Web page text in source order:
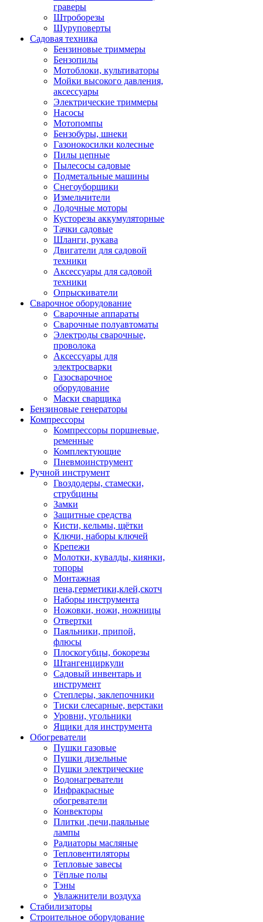
граверы
Штроборезы
Шуруповерты
Садовая техника
Бензиновые триммеры
Бензопилы
Мотоблоки, культиваторы
Мойки высокого давления,
аксессуары
Электрические триммеры
Насосы
Мотопомпы
Бензобуры, шнеки
Газонокосилки колесные
Пилы цепные
Пылесосы садовые
Подметальные машины
Снегоуборщики
Измельчители
Лодочные моторы
Кусторезы аккумуляторные
Тачки садовые
Шланги, рукава
Двигатели для садовой
техники
Аксессуары для садовой
техники
Опрыскиватели
Сварочное оборудование
Сварочные аппараты
Сварочные полуавтоматы
Электроды сварочные,
проволока
Аксессуары для
электросварки
Газосварочное
оборудование
Маски сварщика
Бензиновые генераторы
Компрессоры
Компрессоры поршневые,
ременные
Комплектующие
Пневмоинструмент
Ручной инструмент
Гвоздодеры, стамески,
струбцины
Замки
Защитные средства
Кисти, кельмы, щётки
Ключи, наборы ключей
Крепежи
Молотки, кувалды, киянки,
топоры
Монтажная
пена,герметики,клей,скотч
Наборы инструмента
Ножовки, ножи, ножницы
Отвертки
Паяльники, припой,
флюсы
Плоскогубцы, бокорезы
Штангенциркули
Садовый инвентарь и
инструмент
Степлеры, заклепочники
Тиски слесарные, верстаки
Уровни, угольники
Ящики для инструмента
Обогреватели
Пушки газовые
Пушки дизельные
Пушки электрические
Водонагреватели
Инфракрасные
обогреватели
Конвекторы
Плитки ,печи,паяльные
лампы
Радиаторы масляные
Тепловентиляторы
Тепловые завесы
Тёплые полы
Тэны
Увлажнители воздуха
Стабилизаторы
Строительное оборудование